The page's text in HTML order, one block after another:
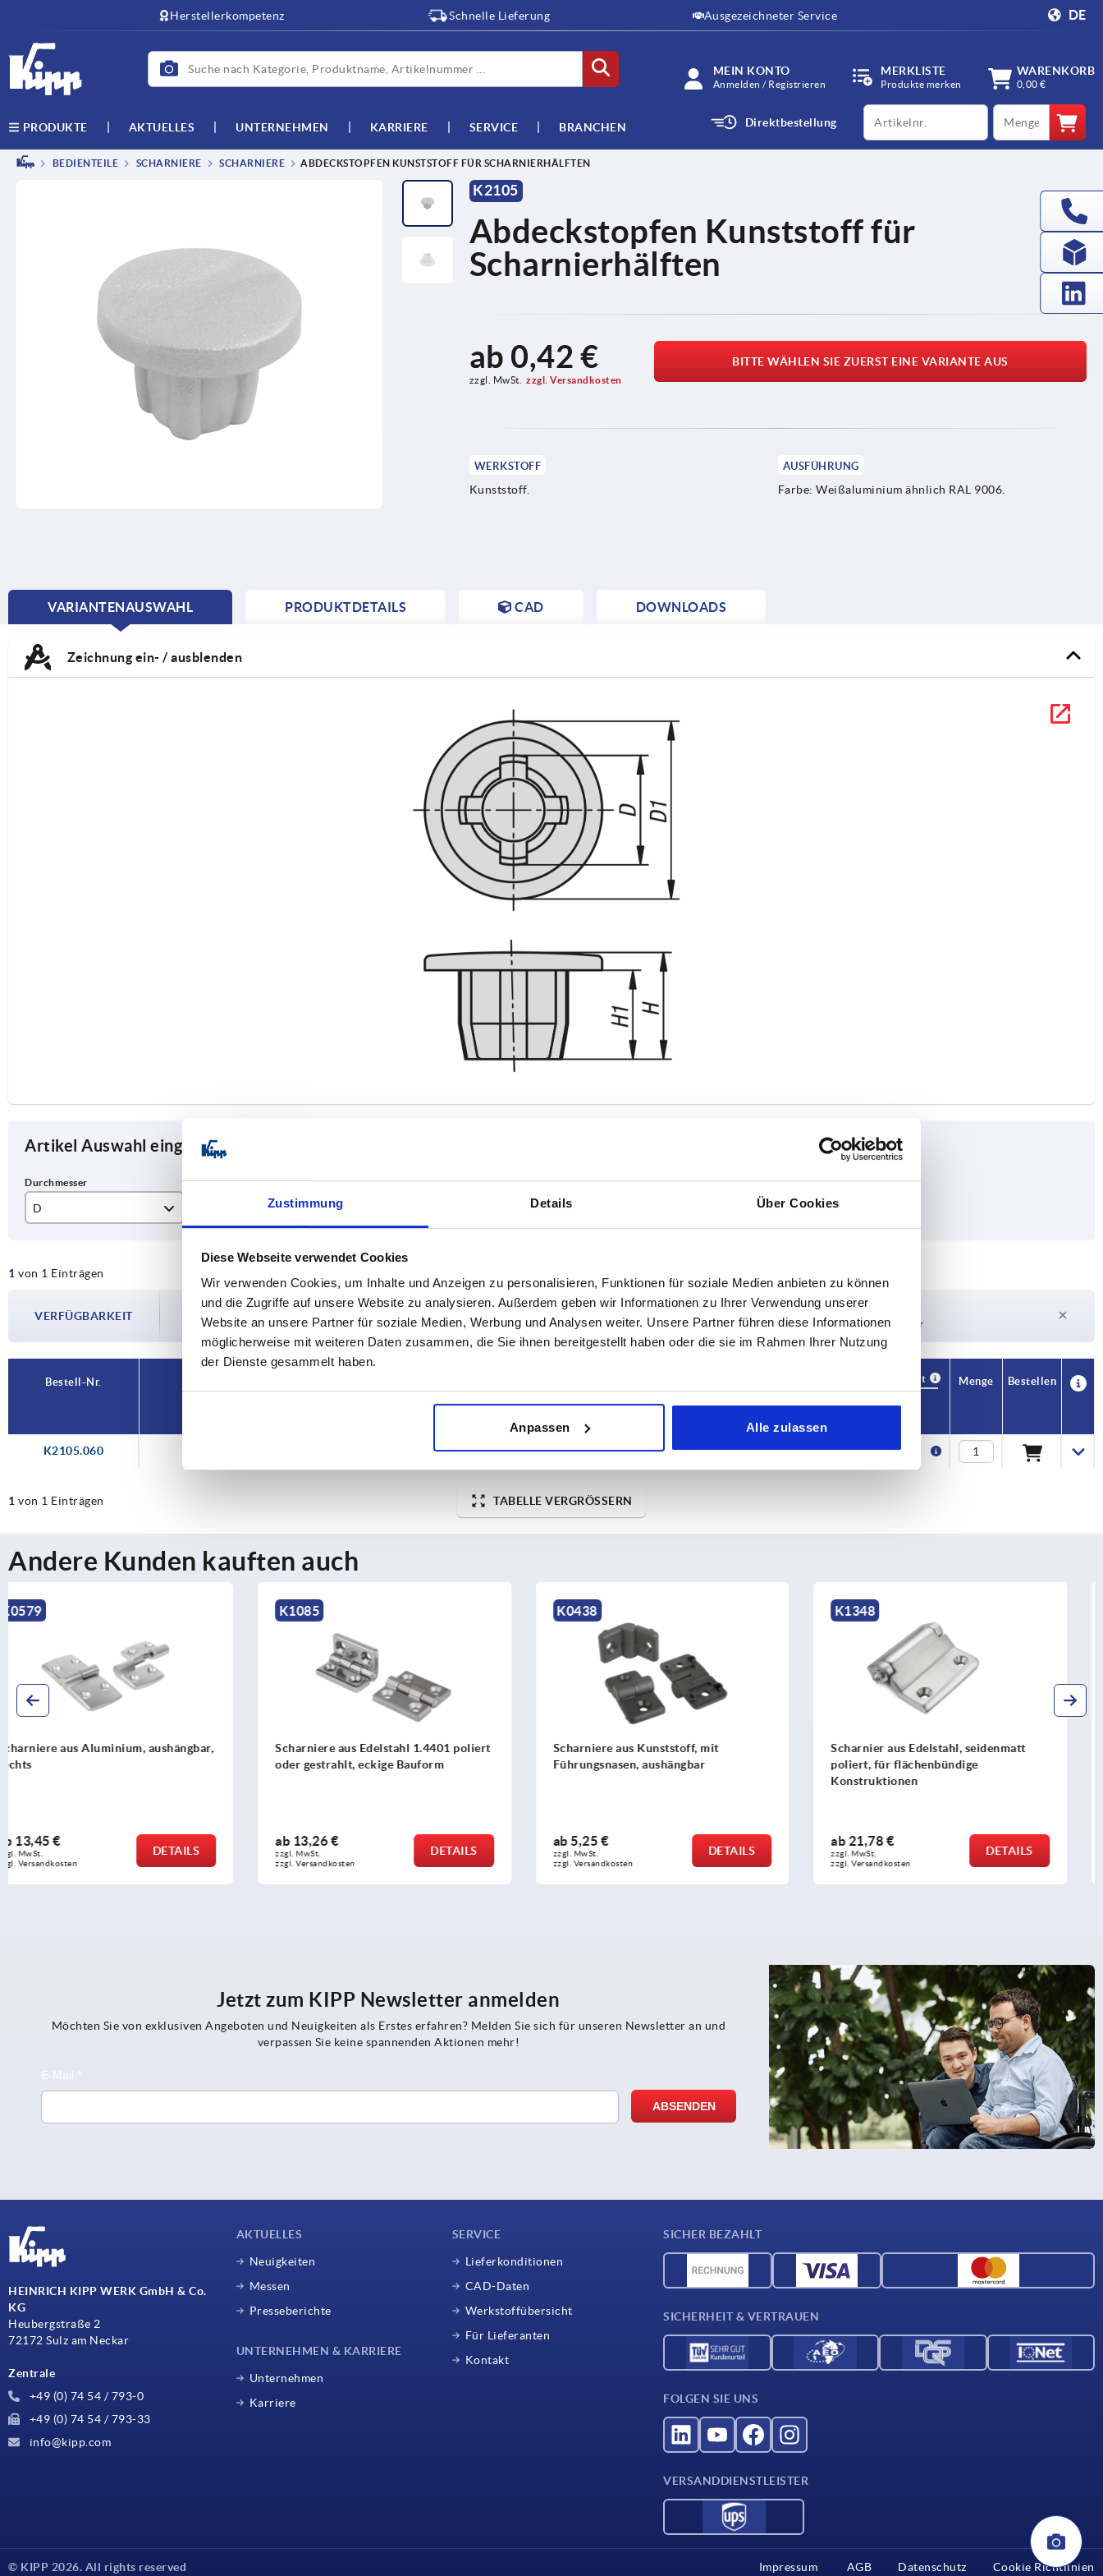
Zustimmung Details Über Cookies
Diese Webseite verwendet Cookies
Wir verwenden Cookies, um Inhalte und Anzeigen zu personalisieren, Funktionen für soziale Medien anbieten zu können
und die Zugriffe auf unsere Website zu analysieren. Außerdem geben wir Informationen zu Ihrer Verwendung unserer
Website an unsere Partner für soziale Medien, Werbung und Analysen weiter. Unsere Partner führen diese Informationen
möglicherweise mit weiteren Daten zusammen, die Sie ihnen bereitgestellt haben oder die sie im Rahmen Ihrer Nutzung
der Dienste gesammelt haben.
Anpassen Alle zulassen
Herstellerkompetenz Schnelle Lieferung Ausgezeichneter Service DE
MEIN KONTO
Anmelden / Registrieren
MERKLISTE
Produkte merken
WARENKORB
0,00 €
PRODUKTE AKTUELLES UNTERNEHMEN KARRIERE SERVICE BRANCHEN Direktbestellung
productCode qty
BEDIENTEILE SCHARNIERE SCHARNIERE ABDECKSTOPFEN KUNSTSTOFF FÜR SCHARNIERHÄLFTEN
K2105
Abdeckstopfen Kunststoff für
Scharnierhälften
ab 0,42 €
zzgl. MwSt. zzgl. Versandkosten
BITTE WÄHLEN SIE ZUERST EINE VARIANTE AUS
WERKSTOFF
Kunststoff.
AUSFÜHRUNG
Farbe: Weißaluminium ähnlich RAL 9006.
VARIANTENAUSWAHL
CURRENT
PRODUKTDETAILS CAD DOWNLOADS
Zeichnung ein- / ausblenden
Artikel Auswahl eingrenzen
D
1 von 1 Einträgen
VERFÜGBARKEIT
Die Verfügbarkeiten werden in regelmäßigen Abständen mehrmals täglich aktualisiert.
Im finalen Schritt vor Abschluss Ihrer Bestellung erfahren Sie das bestätigte
1-3 Tage
Lieferzeit auf Anfrage
4-20 Tage
Derzeit nicht auf Lager
Bestell-Nr.
H H1
Verfügbarkeit
Menge Bestellen
K2105.060 6 5 0,42 €
1 von 1 Einträgen TABELLE VERGRÖSSERN
Andere Kunden kauften auch
K1085
Scharniere aus Edelstahl 1.4401 poliert
oder gestrahlt, eckige Bauform
ab13,26 €
zzgl. MwSt.
zzgl. Versandkosten
DETAILS
K0438
Scharniere aus Kunststoff, mit
Führungsnasen, aushängbar
ab5,25 €
zzgl. MwSt.
zzgl. Versandkosten
DETAILS
K1348
Scharnier aus Edelstahl, seidenmatt
poliert, für flächenbündige
ab 21,78 €
zzgl. MwSt.
zzgl. Versandkosten
DETAILS
K2103
Scharnierhälften Aluminium,
außenliegend
ab3,29 €
zzgl. MwSt.
zzgl. Versandkosten
DETAILS
Jetzt zum KIPP Newsletter anmelden
Möchten Sie von exklusiven Angeboten und Neuigkeiten als Erstes erfahren? Melden Sie sich für unseren Newsletter an und
verpassen Sie keine spannenden Aktionen mehr!
HEINRICH KIPP WERK GmbH & Co.
KG
Heubergstraße 2
72172 Sulz am Neckar
Zentrale
+49 (0) 74 54 / 793-0
+49 (0) 74 54 / 793-33
info@kipp.com
AKTUELLES
Neuigkeiten
Messen
Presseberichte
UNTERNEHMEN & KARRIERE
Unternehmen
Karriere
SERVICE
Lieferkonditionen
CAD-Daten
Werkstoffübersicht
Für Lieferanten
Kontakt
SICHER BEZAHLT
SICHERHEIT & VERTRAUEN
FOLGEN SIE UNS
VERSANDDIENSTLEISTER
© KIPP 2026. All rights reserved Impressum AGB Datenschutz Cookie Richtlinien